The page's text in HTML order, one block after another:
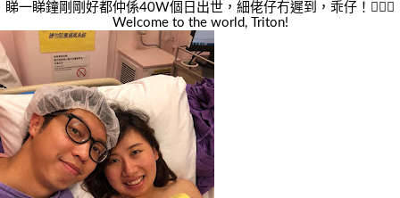
睇一睇鐘剛剛好都仲係40W個日出世，細佬仔冇遲到，乖仔！👍🏻😂
Welcome to the world, Triton!